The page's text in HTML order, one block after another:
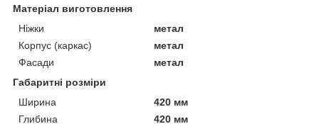
Матеріал виготовлення
Ніжки
метал
Корпус (каркас)
метал
Фасади
метал
Габаритні розміри
Ширина
420 мм
Глибина
420 мм